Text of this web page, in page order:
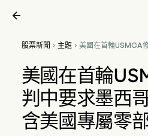

股票新聞  主題 美國在首輪USMCA
國專屬零部件
美國在首輪
判中要求墨西
含美國專屬零